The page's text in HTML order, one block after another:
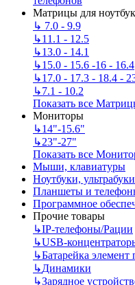
Матрицы для
↳ 7.0 - 9.9
↳11.1 - 12.5
↳13.0 - 14.1
↳15.0 - 15.6 -16 - 16.4
↳17.0 - 17.3 - 18.4 -
↳7.1 - 10.2
Показать все
Мониторы
↳14"-15.6"
↳23"-27"
Показать все
Мыши, клавиатуры
Ноутбуки,
Планшеты и
Программное
Прочие товары
↳IP‑телефоны/Рации
↳USB-
↳Батарейка элемент
↳Динамики
↳Зарядное